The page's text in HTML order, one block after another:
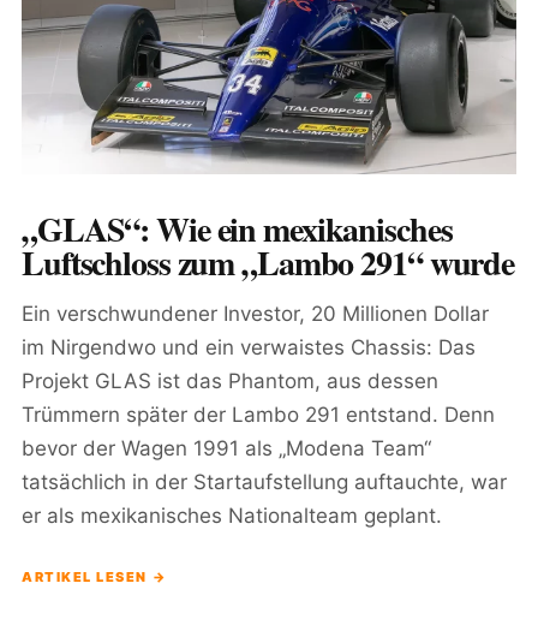
„GLAS“: Wie ein mexikanisches
Luftschloss zum „Lambo 291“ wurde
Ein verschwundener Investor, 20 Millionen Dollar
im Nirgendwo und ein verwaistes Chassis: Das
Projekt GLAS ist das Phantom, aus dessen
Trümmern später der Lambo 291 entstand. Denn
bevor der Wagen 1991 als „Modena Team“
tatsächlich in der Startaufstellung auftauchte, war
er als mexikanisches Nationalteam geplant.
ARTIKEL LESEN →